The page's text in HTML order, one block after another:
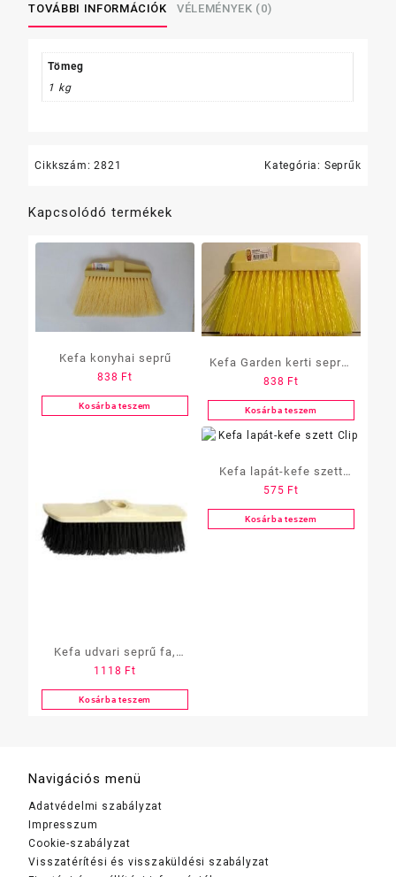
műanyag
test,
műszálak
mennyiség
TOVÁBBI INFORMÁCIÓK VÉLEMÉNYEK (0)
Tömeg
1 kg
Cikkszám:2821 Kategória: Seprűk
Kapcsolódó termékek
Kefa konyhai seprű
838 Ft
Kosárba teszem
Kefa Garden kerti seprű,
müa. erős szálú,
838 Ft
Kosárba teszem
Kefa udvari seprű fa,
erős szállal, 40 cm
1118 Ft
Kosárba teszem
Kefa lapát-kefe szett
Clip
575 Ft
Kosárba teszem
Navigációs menü
Adatvédelmi szabályzat
Impresszum
Cookie-szabályzat
Visszatérítési és visszaküldési szabályzat